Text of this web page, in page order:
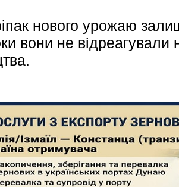
нового урожаю
вони не